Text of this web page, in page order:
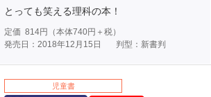
とっても笑える理科の本！
定価 814円（本体740円＋税）
発売日：2018年12月15日
判型：新書判
児童書